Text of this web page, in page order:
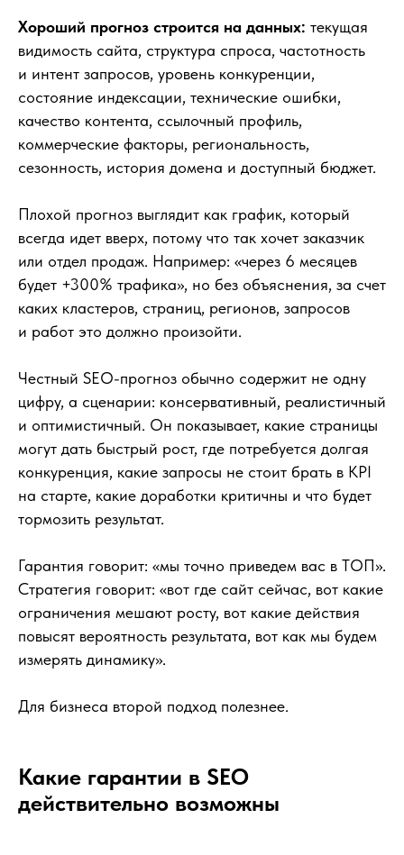
Хороший прогноз строится на данных: текущая
видимость сайта, структура спроса, частотность
и интент запросов, уровень конкуренции,
состояние индексации, технические ошибки,
качество контента, ссылочный профиль,
коммерческие факторы, региональность,
сезонность, история домена и доступный бюджет.
Плохой прогноз выглядит как график, который
всегда идет вверх, потому что так хочет заказчик
или отдел продаж. Например: «через 6 месяцев
будет +300% трафика», но без объяснения, за счет
каких кластеров, страниц, регионов, запросов
и работ это должно произойти.
Честный SEO-прогноз обычно содержит не одну
цифру, а сценарии: консервативный, реалистичный
и оптимистичный. Он показывает, какие страницы
могут дать быстрый рост, где потребуется долгая
конкуренция, какие запросы не стоит брать в KPI
на старте, какие доработки критичны и что будет
тормозить результат.
Гарантия говорит: «мы точно приведем вас в ТОП».
Стратегия говорит: «вот где сайт сейчас, вот какие
ограничения мешают росту, вот какие действия
повысят вероятность результата, вот как мы будем
измерять динамику».
Для бизнеса второй подход полезнее.
Какие гарантии в SEO
действительно возможны